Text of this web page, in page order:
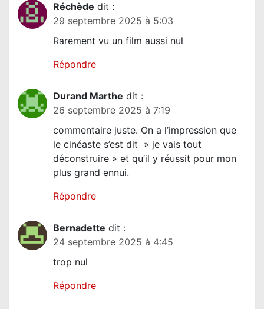
Réchède dit :
29 septembre 2025 à 5:03
Rarement vu un film aussi nul
Répondre
Durand Marthe dit :
26 septembre 2025 à 7:19
commentaire juste. On a l’impression que
le cinéaste s’est dit » je vais tout
déconstruire » et qu’il y réussit pour mon
plus grand ennui.
Répondre
Bernadette dit :
24 septembre 2025 à 4:45
trop nul
Répondre